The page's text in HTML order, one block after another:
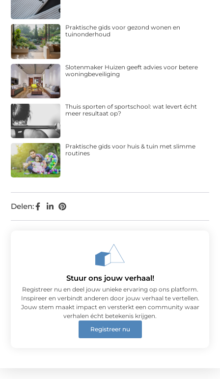
Delen:
Praktische gids voor gezond wonen en
tuinonderhoud
Slotenmaker Huizen geeft advies voor betere
woningbeveiliging
Thuis sporten of sportschool: wat levert écht
meer resultaat op?
Praktische gids voor huis & tuin met slimme
routines
Stuur ons jouw verhaal!
Registreer nu en deel jouw unieke ervaring op ons platform.
Inspireer en verbindt anderen door jouw verhaal te vertellen.
Jouw stem maakt impact en versterkt een community waar
verhalen écht betekenis krijgen.
Registreer nu